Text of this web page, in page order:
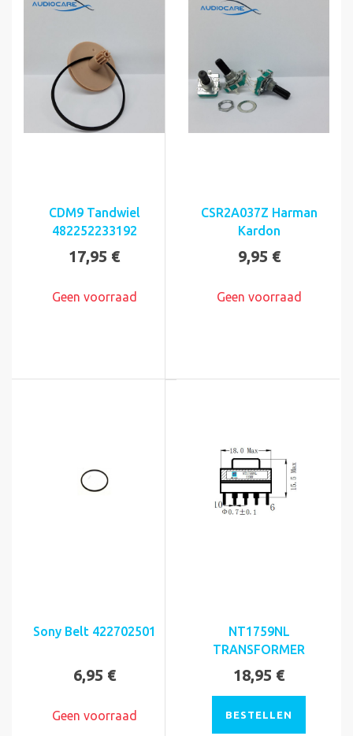
CDM9 Tandwiel
482252233192
17,95 €
Geen voorraad
CSR2A037Z Harman
Kardon
9,95 €
Geen voorraad
Sony Belt 422702501
6,95 €
Geen voorraad
NT1759NL
TRANSFORMER
18,95 €
BESTELLEN